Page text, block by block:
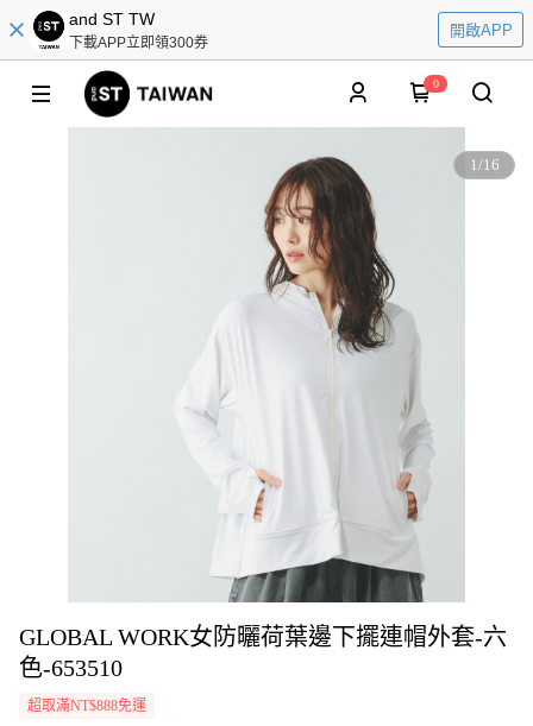
and ST TW
下載APP立即領300券
開啟APP
0
1/16
GLOBAL WORK女防曬荷葉邊下擺連帽外套-六
色-653510
超取滿NT$888免運